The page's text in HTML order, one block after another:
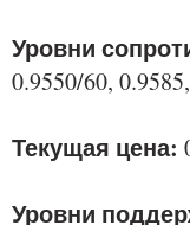
Уровни
0.9550/60,
Текущая цена:
Уровни